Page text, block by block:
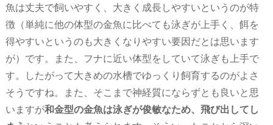
魚は丈夫で飼いやすく、大きく成長しやすいというのが特
徴（単純に他の体型の金魚に比べても泳ぎが上手く、餌を
得やすいというのも大きくなりやすい要因だとは思います
が）です。また、フナに近い体型をしていて泳ぎも上手で
す。したがって大きめの水槽でゆっくり飼育するのがよさ
そうですね。また、そこまで神経質にならずとも良いと思
いますが和金型の金魚は泳ぎが俊敏なため、飛び出してし